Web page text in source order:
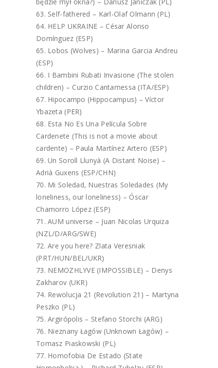
Self-fathered – Karl-Olaf Olmann (PL)
HELP UKRAINE – César Alonso
Domínguez (ESP)
Lobos (Wolves) – Marina Garcia Andreu
(ESP)
I Bambini Rubati Invasione (The stolen
children) – Curzio Cantamessa (ITA/ESP)
Hipocampo (Hippocampus) – Víctor
Ybazeta (PER)
Esta No Es Una Película Sobre
Cardenete (This is not a movie about
cardente) – Paula Martínez Artero (ESP)
Un Soroll Llunyà (A Distant Noise) –
Adrià Guxens (ESP/CHN)
Mi Soledad, Nuestras Soledades (My
loneliness, our loneliness) – Óscar
Chamorro López (ESP)
AUM universe – Juan Nicolas Urquiza
(NZL/D/ARG/SWE)
Are you here? Zlata Veresniak
(PRT/HUN/BEL/UKR)
NEMOZHLYVE (IMPOSSIBLE) – Denys
Zakharov (UKR)
Rewolucja 21 (Revolution 21) – Martyna
Peszko (PL)
Argirópolis – Stefano Storchi (ARG)
Nieznany Łagów (Unknown Łagów) –
Tomasz Piaskowski (PL)
Homofobia De Estado (State